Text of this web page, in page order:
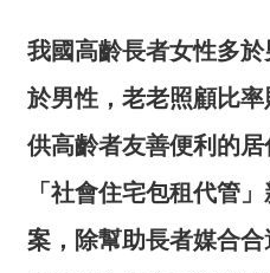
我國高齡長者女性多
於男性，老老照顧比
供高齡者友善便利的
「社會住宅包租代管
案，除幫助長者媒合